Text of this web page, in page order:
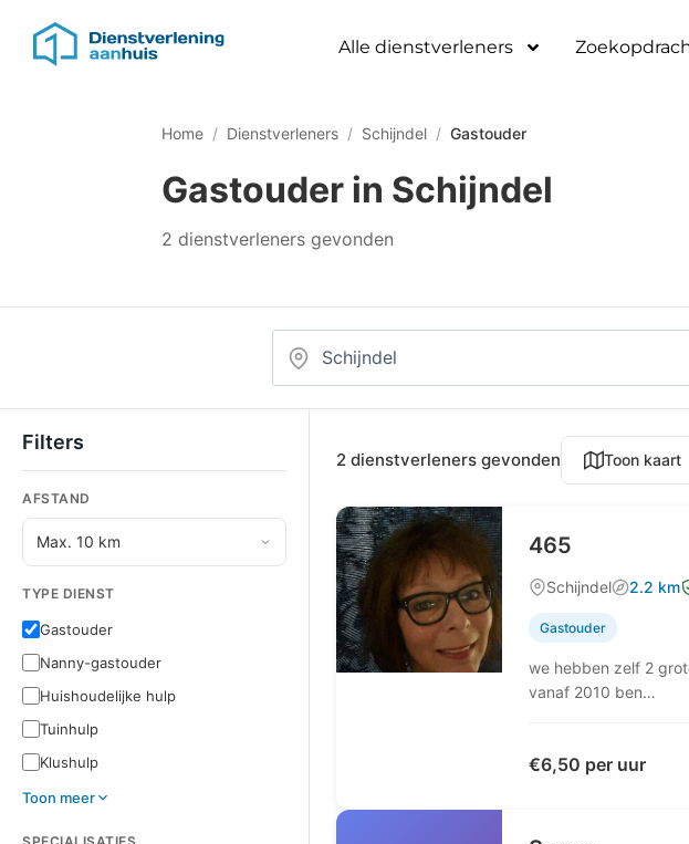
Alle dienstverleners
Home / Dienstverleners / Schijndel / Gastouder
Gastouder in Schijndel
2 dienstverleners gevonden
Filters
AFSTAND
TYPE DIENST
Gastouder
Nanny-gastouder
Huishoudelijke hulp
Tuinhulp
Klushulp
Toon meer
2 dienstverleners gevonden Toon kaart
465
Schijndel 2.2 km
Gastouder
we hebben zelf 2
vanaf 2010 ben…
€6,50 per uur